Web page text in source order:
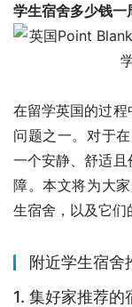
学生宿舍多少钱一
在留学英国的过
问题之一。对于
一个安静、舒适
障。本文将为大
生宿舍，以及它们
附近学生宿舍
1. 集好家推荐的